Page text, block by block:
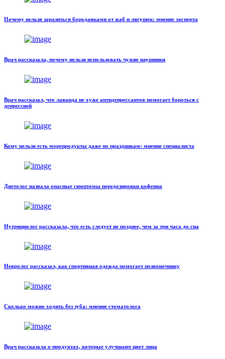
Почему нельзя заразиться бородавками от жаб и лягушек: мнение эксперта
Врач рассказала, почему нельзя использовать чужие наушники
Врач рассказал, что лаванда не хуже антидепрессантов помогает бороться с
депрессией
Кому нельзя есть морепродукты даже по праздникам: мнение специалиста
Диетолог назвала опасные симптомы передозировки кофеина
Нутрициолог рассказала, что есть следует не позднее, чем за три часа до сна
Невролог рассказал, как спортивная одежда помогает позвоночнику
Сколько можно ходить без зуба: мнение стоматолога
Врач рассказала о продуктах, которые улучшают цвет лица